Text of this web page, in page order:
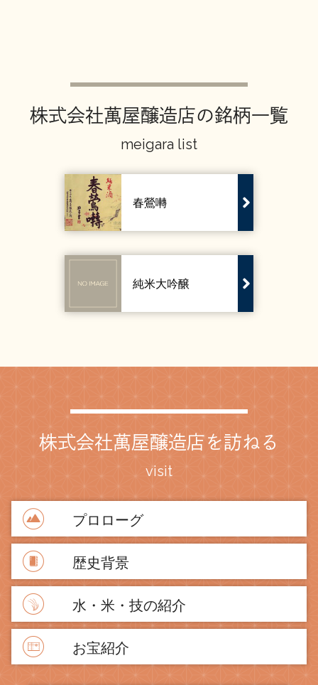
株式会社萬屋醸造店の銘柄一覧
meigara list
春鶯囀
純米大吟醸
株式会社萬屋醸造店を訪ねる
visit
プロローグ
歴史背景
水・米・技の紹介
お宝紹介